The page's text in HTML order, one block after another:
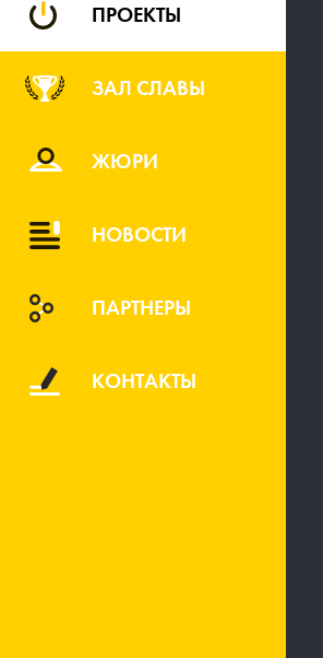
ПРОЕКТЫ
ЗАЛ СЛАВЫ
ЖЮРИ
НОВОСТИ
ПАРТНЕРЫ
КОНТАКТЫ